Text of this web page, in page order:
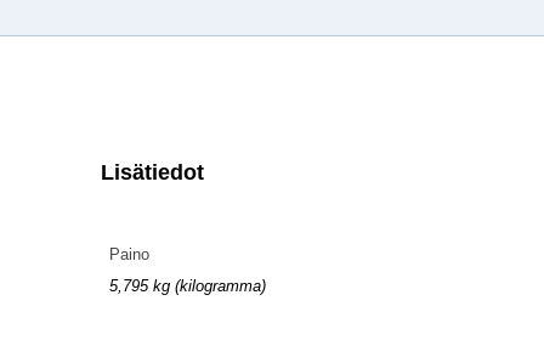
Lisätiedot
Paino
5,795 kg (kilogramma)